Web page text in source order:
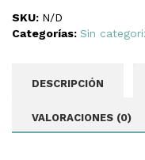
SKU: N/D
Categorías: Sin
DESCRIPCIÓN
VALORACIONES (0)